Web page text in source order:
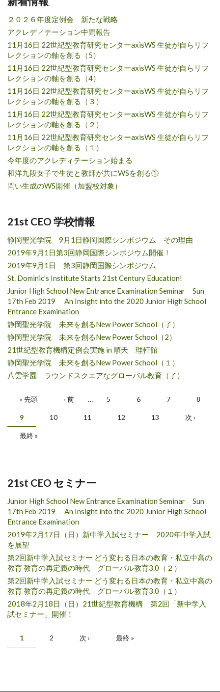
２０２６年度定例会 新たな戦略
アクレディテーション中間報告
11月16日 22世紀型教育研究センターaxisWS 生徒が自らリフ
レクションの軸を創る（5）
11月16日 22世紀型教育研究センターaxisWS 生徒が自らリフ
レクションの軸を創る（4）
11月16日 22世紀型教育研究センターaxisWS 生徒が自らリフ
レクションの軸を創る（３）
11月16日 22世紀型教育研究センターaxisWS 生徒が自らリフ
レクションの軸を創る（２）
11月16日 22世紀型教育研究センターaxisWS 生徒が自らリフ
レクションの軸を創る（１）
今年度のアクレディテーション始まる
和洋九段女子で生徒と教師が共にWSを創る①
問い生成のWS開催（加盟校対象）
21st CEO 学校情報
静岡聖光学院 9月1日静岡国際シンポジウム その理由
2019年9月1日第3回静岡国際シンポジウム開催！
2019年9月1日 第3回静岡国際シンポジウム
St. Dominic's Institute Starts 21st Century Education!
Junior High School New Entrance Examination Seminar Sun
17th Feb 2019 An Insight into the 2020 Junior High School
Entrance Examination
静岡聖光学院 未来を創るNew Power School（了）
静岡聖光学院 未来を創るNew Power School（2）
21世紀型教育機構定例会実施 in 順天 理軒館
静岡聖光学院 未来を創るNew Power School（１）
八雲学園 ラウンドスクエアなグローバル教育（了）
Pages
« 先頭 ‹ 前 … 5 6 7 8
9 10 11 12 13 次 ›
最終 »
21st CEO セミナー
Junior High School New Entrance Examination Seminar Sun
17th Feb 2019 An Insight into the 2020 Junior High School
Entrance Examination
2019年2月17日（日）新中学入試セミナー 2020年中学入試
を展望
第2回新中学入試セミナー どう変わる日本の教育・私立中高の
教育 教育の再定義の時代 グローバル教育3.0（２）
第2回新中学入試セミナー どう変わる日本の教育・私立中高の
教育 教育の再定義の時代 グローバル教育3.0（１）
2018年2月18日（日）21世紀型教育機構 第2回「新中学入
試セミナー」開催！
Pages
1 2 次 › 最終 »